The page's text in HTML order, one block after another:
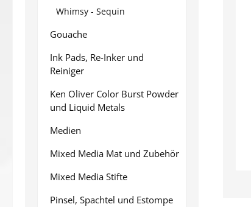
Whimsy - Sequin
Gouache
Ink Pads, Re-Inker und
Reiniger
Ken Oliver Color Burst Powder
und Liquid Metals
Medien
Mixed Media Mat und Zubehör
Mixed Media Stifte
Pinsel, Spachtel und Estompe